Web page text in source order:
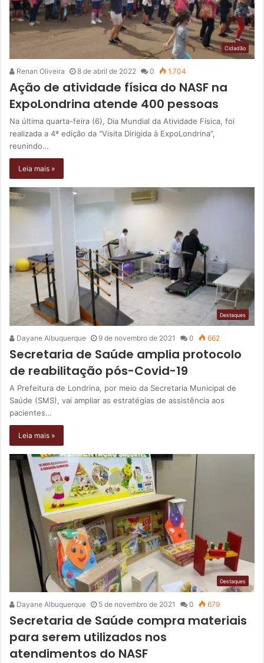
Cidadão
Renan Oliveira 8 de abril de 2022 0 1.704
Ação de atividade física do NASF na
ExpoLondrina atende 400 pessoas
Na última quarta-feira (6), Dia Mundial da Atividade Física, foi
realizada a 4ª edição da “Visita Dirigida à ExpoLondrina”,
reunindo…
Leia mais »
Destaques
Dayane Albuquerque 9 de novembro de 2021 0 662
Secretaria de Saúde amplia protocolo
de reabilitação pós-Covid-19
A Prefeitura de Londrina, por meio da Secretaria Municipal de
Saúde (SMS), vai ampliar as estratégias de assistência aos
pacientes…
Leia mais »
Destaques
Dayane Albuquerque 5 de novembro de 2021 0 679
Secretaria de Saúde compra materiais
para serem utilizados nos
atendimentos do NASF